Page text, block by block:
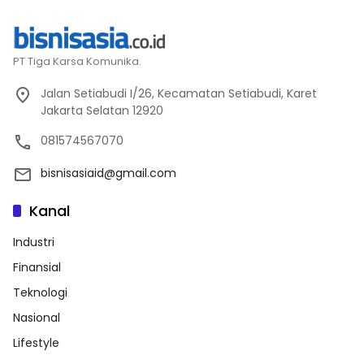
PT Tiga Karsa Komunika.
Jalan Setiabudi I/26, Kecamatan Setiabudi, Karet
Jakarta Selatan 12920
081574567070
bisnisasiaid@gmail.com
Kanal
Industri
Finansial
Teknologi
Nasional
Lifestyle